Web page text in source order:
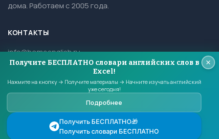
дома. Работаем с 2005 года.
КОНТАКТЫ
info@homeenglish.ru
ВКонтакте
© 2005–2026 HomeEnglish. Все права защищены.
Копирование материалов сайта запрещено.
Получите БЕСПЛАТНО словари английских слов в
Excel!
Нажмите на кнопку → Получите материалы → Начните изучать английский
уже сегодня!
Подробнее
Получить БЕСПЛАТНО🎁
Получить словари БЕСПЛАТНО